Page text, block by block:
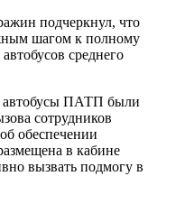
подчеркнул, что
шагом к полному
среднего
автобусы ПАТП были
сотрудников
обеспечении
в кабине
вызвать подмогу в